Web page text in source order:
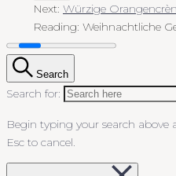
Next: Würzige
Reading: Weihnachtliche
Search
Search for:
Begin typing your search above
Esc to cancel.